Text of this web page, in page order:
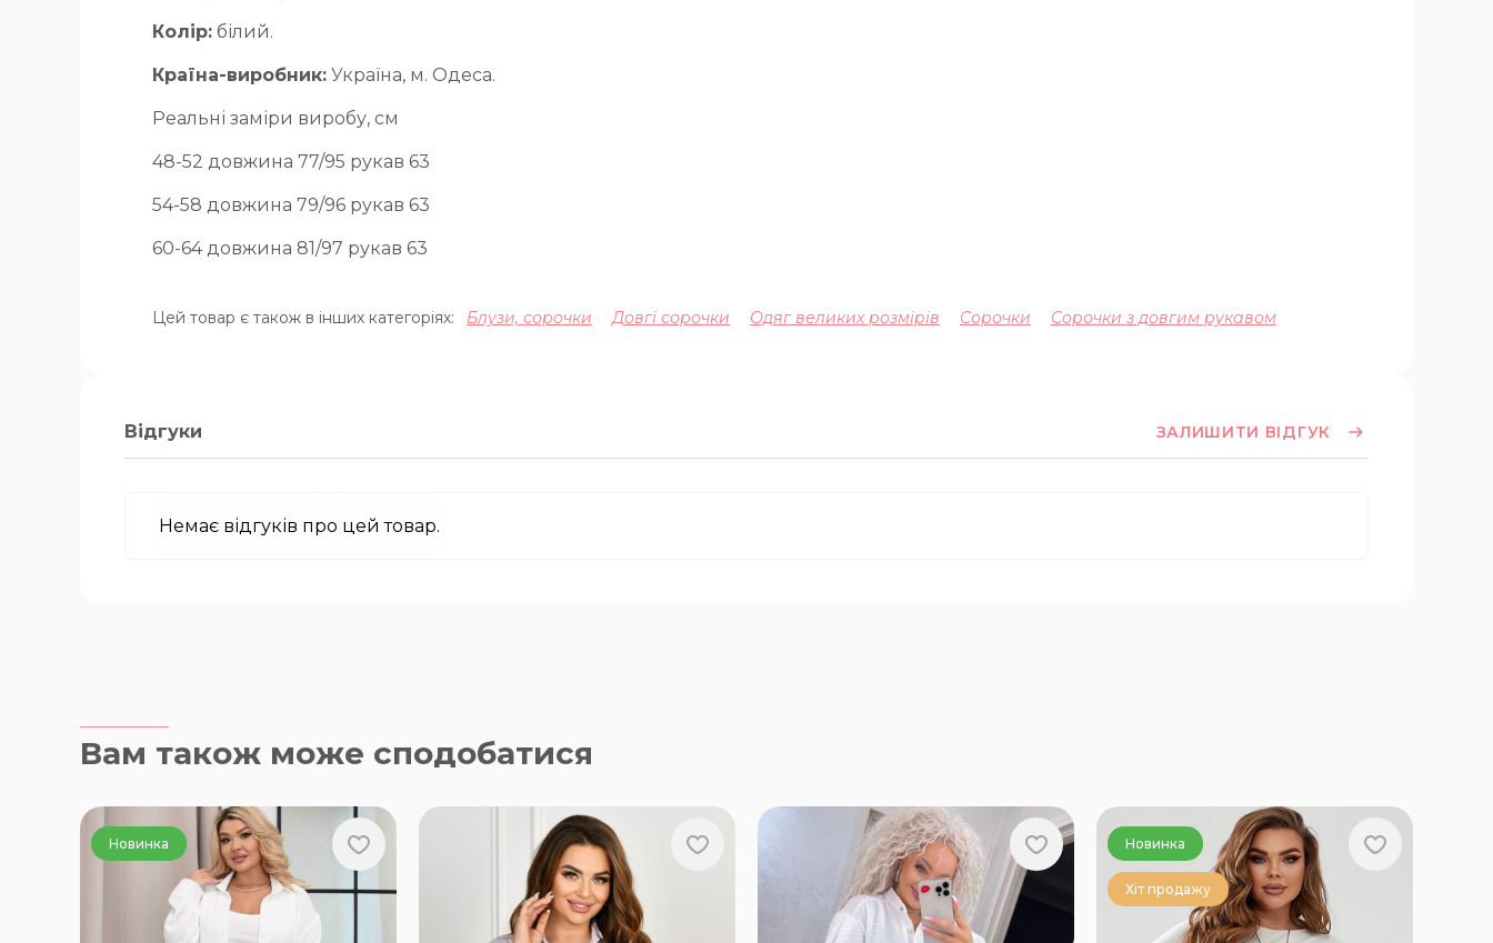
Колір: білий.
Країна-виробник: Україна, м. Одеса.
Реальні заміри виробу, см
48-52 довжина 77/95 рукав 63
54-58 довжина 79/96 рукав 63
60-64 довжина 81/97 рукав 63
Цей товар є також в інших категоріях: Блузи, сорочки Довгі сорочки Одяг великих розмірів Сорочки Сорочки з довгим рукавом
Відгуки ЗАЛИШИТИ ВІДГУК
Немає відгуків про цей товар.
Вам також може сподобатися
Новинка Новинка
Хіт продажу